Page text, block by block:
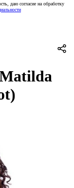
даю согласие на обработку